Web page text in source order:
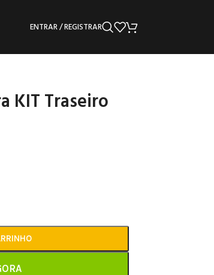
ENTRAR / REGISTRAR
KIT Traseiro